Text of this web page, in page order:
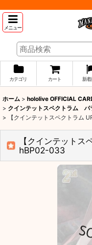
メニュー
カテゴリ カート 新着
ホーム > hololive OFFICIAL
> クインテットスペクトラム パ
>
【クインテットスペクトラム
【クインテット
hBP02-033